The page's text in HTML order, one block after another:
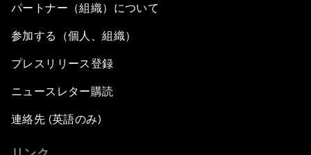
パートナー（組織）について
参加する（個人、組織）
プレスリリース登録
ニュースレター購読
連絡先 (英語のみ)